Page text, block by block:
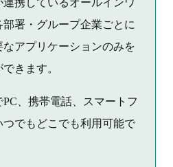
携しているオールインワ
署・グループ企業ごとに
アプリケーションのみを
きます。
、携帯電話、スマートフ
でもどこでも利用可能で